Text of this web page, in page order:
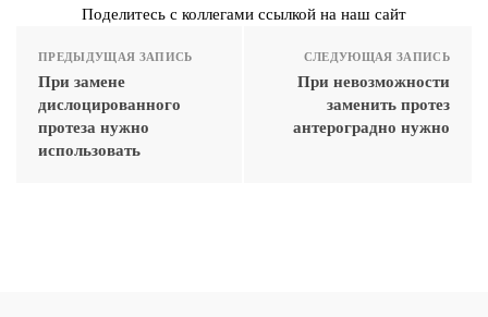
Поделитесь с коллегами ссылкой на наш сайт
ПРЕДЫДУЩАЯ ЗАПИСЬ
При замене
дислоцированного
протеза нужно
использовать
СЛЕДУЮЩАЯ ЗАПИСЬ
При невозможности
заменить протез
антероградно нужно